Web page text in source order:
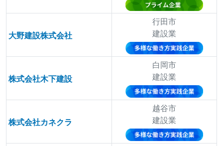
大野建設株式会社
行田市
建設業
株式会社木下建設
白岡市
建設業
株式会社カネクラ
越谷市
建設業